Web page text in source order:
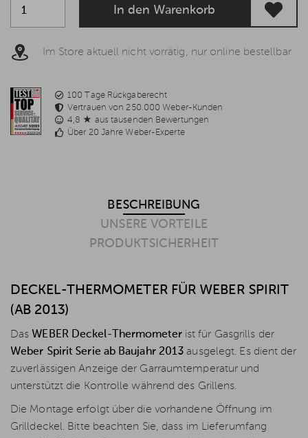
In den Warenkorb
Im Store aktuell nicht vorrätig, nur online bestellbar
100 Tage Rückgaberecht
Vertrauen von 250.000 Weber-Kunden
4,8 ★ aus tausenden Bewertungen
Über 20 Jahre Weber-Experte
BESCHREIBUNG
UNSERE VORTEILE
PRODUKTSICHERHEIT
DECKEL-THERMOMETER FÜR WEBER SPIRIT
(AB 2013)
Das WEBER Deckel-Thermometerist für Gasgrills der
Weber Spirit Serie ab Baujahr 2013 ausgelegt. Es dient der
zuverlässigen Anzeige der Garraumtemperatur und
unterstützt die Kontrolle während des Grillens.
Die Montage erfolgt über die vorhandene Öffnung im
Grilldeckel. Bitte beachten Sie, dass im Lieferumfang